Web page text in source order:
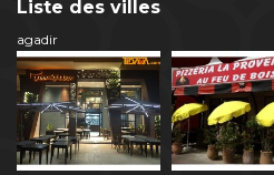
Liste des villes
agadir